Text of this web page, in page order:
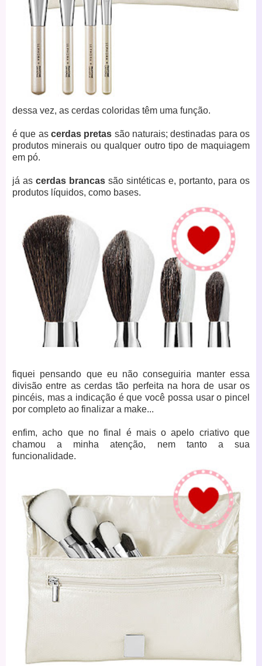
dessa vez, as cerdas coloridas têm uma função.
é que as cerdas pretas são naturais; destinadas para os
produtos minerais ou qualquer outro tipo de maquiagem
em pó.
já as cerdas brancas são sintéticas e, portanto, para os
produtos líquidos, como bases.
fiquei pensando que eu não conseguiria manter essa
divisão entre as cerdas tão perfeita na hora de usar os
pincéis, mas a indicação é que você possa usar o pincel
por completo ao finalizar a make...
enfim, acho que no final é mais o apelo criativo que
chamou a minha atenção, nem tanto a sua
funcionalidade.